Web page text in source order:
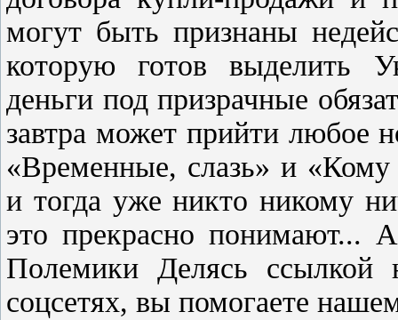
могут быть признаны
которую готов выделить
деньги под призрачные
завтра может прийти любое
«Временные, слазь» и
и тогда уже никто никому
это прекрасно понимают...
Полемики Делясь
соцсетях, вы помогаете